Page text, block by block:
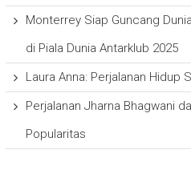
Monterrey Siap Guncang
di Piala Dunia Antarklub 2025
Laura Anna: Perjalanan Hidup
Perjalanan Jharna Bhagwani
Popularitas